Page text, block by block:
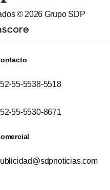
© 2026 Grupo SDP
55-5538-5518
55-5530-8671